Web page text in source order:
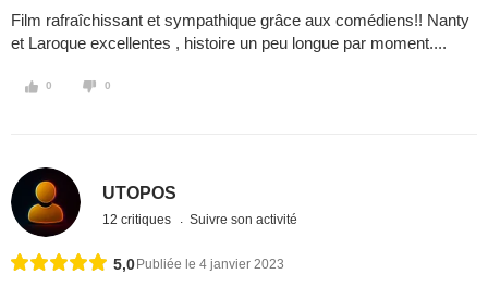
Film rafraîchissant et sympathique grâce aux comédiens!! Nanty
et Laroque excellentes , histoire un peu longue par moment....
0 0
UTOPOS
12 critiques Suivre son activité
5,0 Publiée le 4 janvier 2023